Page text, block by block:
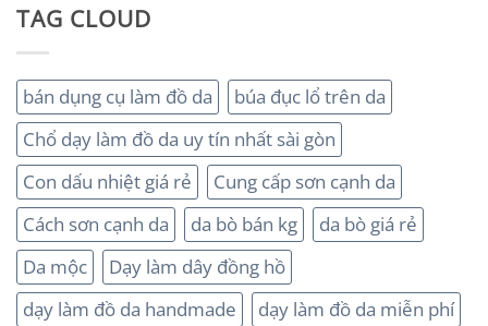
TAG CLOUD
bán dụng cụ làm đồ da
búa đục lổ trên da
Chổ dạy làm đồ da uy tín nhất sài gòn
Con dấu nhiệt giá rẻ
Cung cấp sơn cạnh da
Cách sơn cạnh da
da bò bán kg
da bò giá rẻ
Da mộc
Dạy làm dây đồng hồ
dạy làm đồ da handmade
dạy làm đồ da miễn phí